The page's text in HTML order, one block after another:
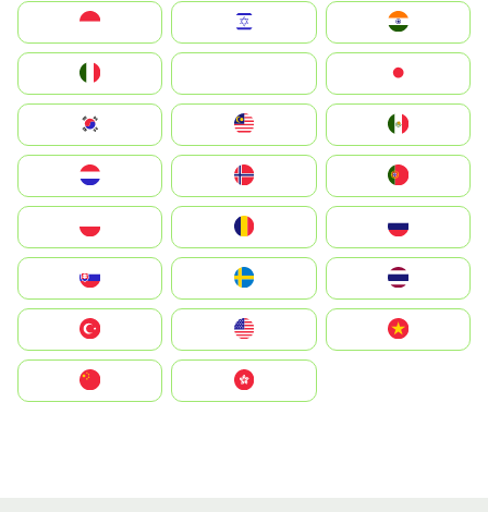
South Korea
United States
中國香港特別行政區